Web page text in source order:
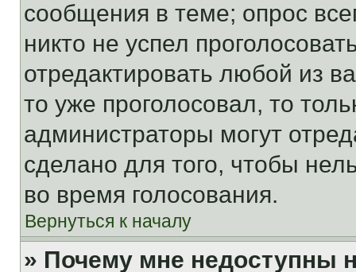
сообщения в теме; опрос
никто не успел
отредактировать любой из
то уже проголосовал, то
администраторы могут
сделано для того, чтобы
во время голосования.
Вернуться к началу
» Почему мне недоступны